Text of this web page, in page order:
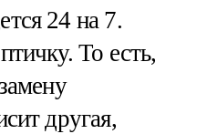
24 на 7.
То есть,
другая,